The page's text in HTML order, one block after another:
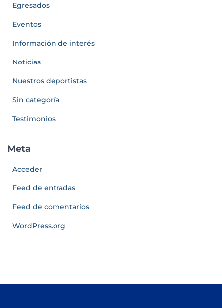
Egresados
Eventos
Información de interés
Noticias
Nuestros deportistas
Sin categoría
Testimonios
Meta
Acceder
Feed de entradas
Feed de comentarios
WordPress.org